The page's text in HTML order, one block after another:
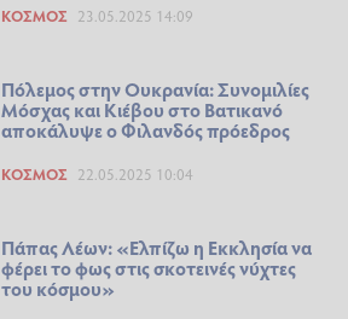
ΚΌΣΜΟΣ 23.05.2025 14:09
Πόλεμος στην Ουκρανία: Συνομιλίες
Μόσχας και Κιέβου στο Βατικανό
αποκάλυψε ο Φιλανδός πρόεδρος
ΚΌΣΜΟΣ 22.05.2025 10:04
Πάπας Λέων: «Ελπίζω η Εκκλησία να
φέρει το φως στις σκοτεινές νύχτες
του κόσμου»